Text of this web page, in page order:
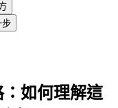
步
如何理解這